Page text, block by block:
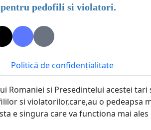
pedofili si violatori.
Politică de confidențialitate
Romaniei si Presedintelui acestei
si violatorilor,care,au o pedeapsa
e singura care va functiona mai